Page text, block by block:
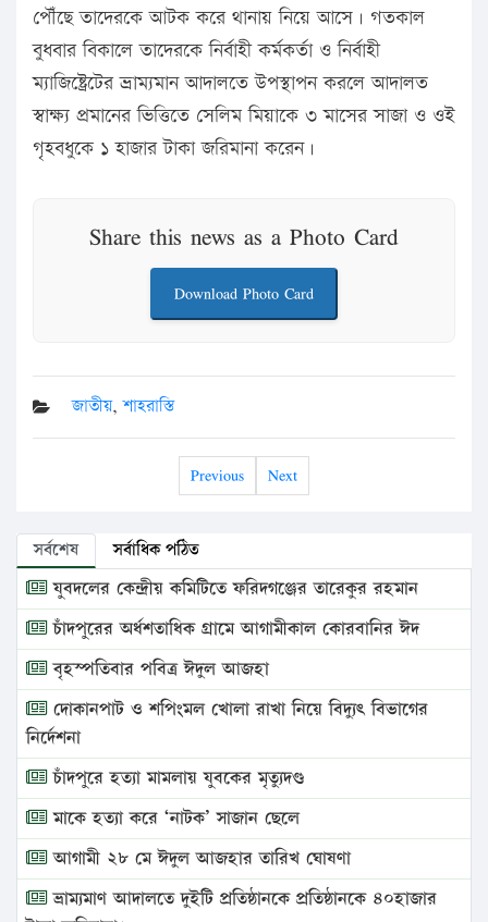
পৌঁছে তাদেরকে আটক করে থানায় নিয়ে আসে। গতকাল
বুধবার বিকালে তাদেরকে নির্বাহী কর্মকর্তা ও নির্বাহী
ম্যাজিষ্ট্রেটের ভ্রাম্যমান আদালতে উপস্থাপন করলে আদালত
স্বাক্ষ্য প্রমানের ভিত্তিতে সেলিম মিয়াকে ৩ মাসের সাজা ও ওই
গৃহবধুকে ১ হাজার টাকা জরিমানা করেন।
Share this news as a Photo Card
Download Photo Card
জাতীয়,শাহরাস্তি
Previous Next
সর্বশেষ সর্বাধিক পঠিত
যুবদলের কেন্দ্রীয় কমিটিতে ফরিদগঞ্জের তারেকুর রহমান
চাঁদপুরের অর্ধশতাধিক গ্রামে আগামীকাল কোরবানির ঈদ
বৃহস্পতিবার পবিত্র ঈদুল আজহা
দোকানপাট ও শপিংমল খোলা রাখা নিয়ে বিদ্যুৎ বিভাগের
নির্দেশনা
চাঁদপুরে হত্যা মামলায় যুবকের মৃত্যুদণ্ড
মাকে হত্যা করে ‘নাটক’ সাজান ছেলে
আগামী ২৮ মে ঈদুল আজহার তারিখ ঘোষণা
ভ্রাম্যমাণ আদালতে দুইটি প্রতিষ্ঠানকে প্রতিষ্ঠানকে ৪০হাজার